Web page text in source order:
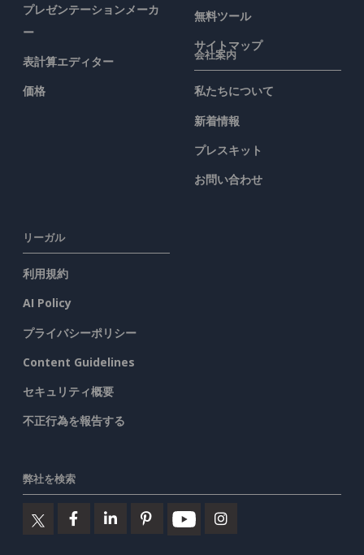
プレゼンテーションメーカ
ー
表計算エディター
価格
無料ツール
サイトマップ
会社案内
私たちについて
新着情報
プレスキット
お問い合わせ
リーガル
利用規約
AI Policy
プライバシーポリシー
Content Guidelines
セキュリティ概要
不正行為を報告する
弊社を検索